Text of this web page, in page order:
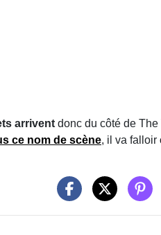
arrivent donc du côté de
ce nom de scène, il va falloir